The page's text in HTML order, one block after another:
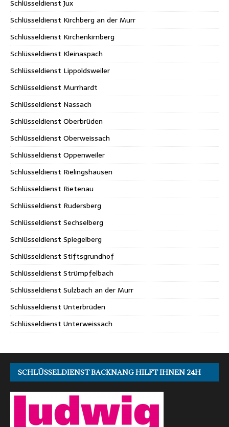
Schlüsseldienst Jux
Schlüsseldienst Kirchberg an der Murr
Schlüsseldienst Kirchenkirnberg
Schlüsseldienst Kleinaspach
Schlüsseldienst Lippoldsweiler
Schlüsseldienst Murrhardt
Schlüsseldienst Nassach
Schlüsseldienst Oberbrüden
Schlüsseldienst Oberweissach
Schlüsseldienst Oppenweiler
Schlüsseldienst Rielingshausen
Schlüsseldienst Rietenau
Schlüsseldienst Rudersberg
Schlüsseldienst Sechselberg
Schlüsseldienst Spiegelberg
Schlüsseldienst Stiftsgrundhof
Schlüsseldienst Strümpfelbach
Schlüsseldienst Sulzbach an der Murr
Schlüsseldienst Unterbrüden
Schlüsseldienst Unterweissach
SCHLÜSSELDIENST BACKNANG HILFT IHNEN 24H